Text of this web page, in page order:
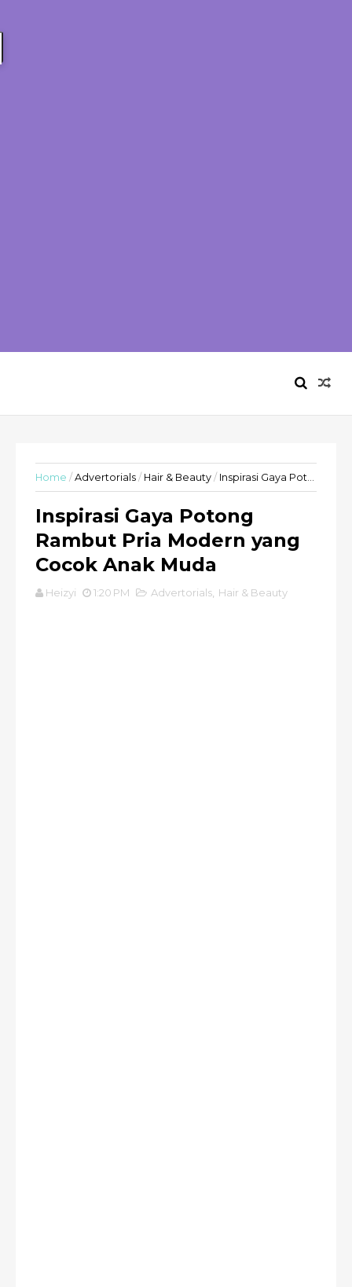
Home / Advertorials / Hair & Beauty / Inspirasi Gaya Potong Rambut Pria Modern yang Cocok Anak Muda
Inspirasi Gaya Potong
Rambut Pria Modern yang
Cocok Anak Muda
Heizyi 1:20 PM Advertorials Hair & Beauty